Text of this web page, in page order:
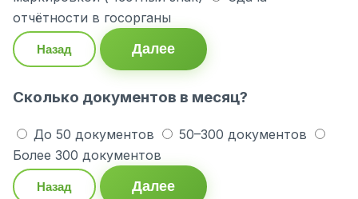
отчётности в госорганы
Назад Далее
Сколько документов в месяц?
До 50 документов
50–300 документов
Более 300 документов
Назад Далее